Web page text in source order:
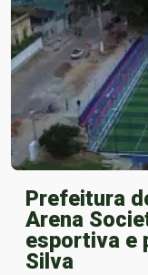
Prefeitura
Arena
esportiva e
Silva